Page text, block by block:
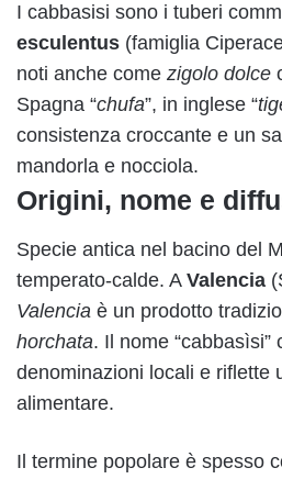
I cabbasisi sono i tuberi
esculentus (famiglia
noti anche come zigolo dolce
Spagna “chufa”, in inglese “
consistenza croccante e un
mandorla e nocciola.
Origini, nome e
Specie antica nel bacino del
temperato-calde. A Valencia
Valencia è un prodotto
horchata. Il nome
denominazioni locali e riflette
alimentare.
Il termine popolare è spesso